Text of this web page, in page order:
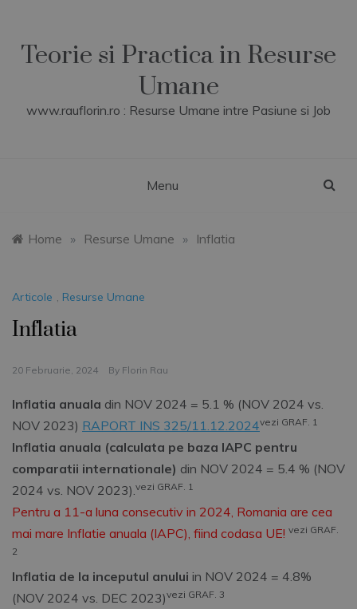
contentTeorie si Practica in Resurse
Umane
www.rauflorin.ro : Resurse Umane intre Pasiune si Job
Menu
Home » Resurse Umane » Inflatia
Articole , Resurse Umane
Inflatia
20 Februarie, 2024 By Florin Rau
Inflatia anuala din NOV 2024 = 5.1 % (NOV 2024 vs.
NOV 2023) RAPORT INS 325/11.12.2024vezi GRAF. 1
Inflatia anuala (calculata pe baza IAPC pentru
comparatii internationale) din NOV 2024 = 5.4 % (NOV
2024 vs. NOV 2023).vezi GRAF. 1
Pentru a 11-a luna consecutiv in 2024, Romania are cea
mai mare Inflatie anuala (IAPC), fiind codasa UE! vezi GRAF.
2
Inflatia de la inceputul anului in NOV 2024 = 4.8%
(NOV 2024 vs. DEC 2023)vezi GRAF. 3